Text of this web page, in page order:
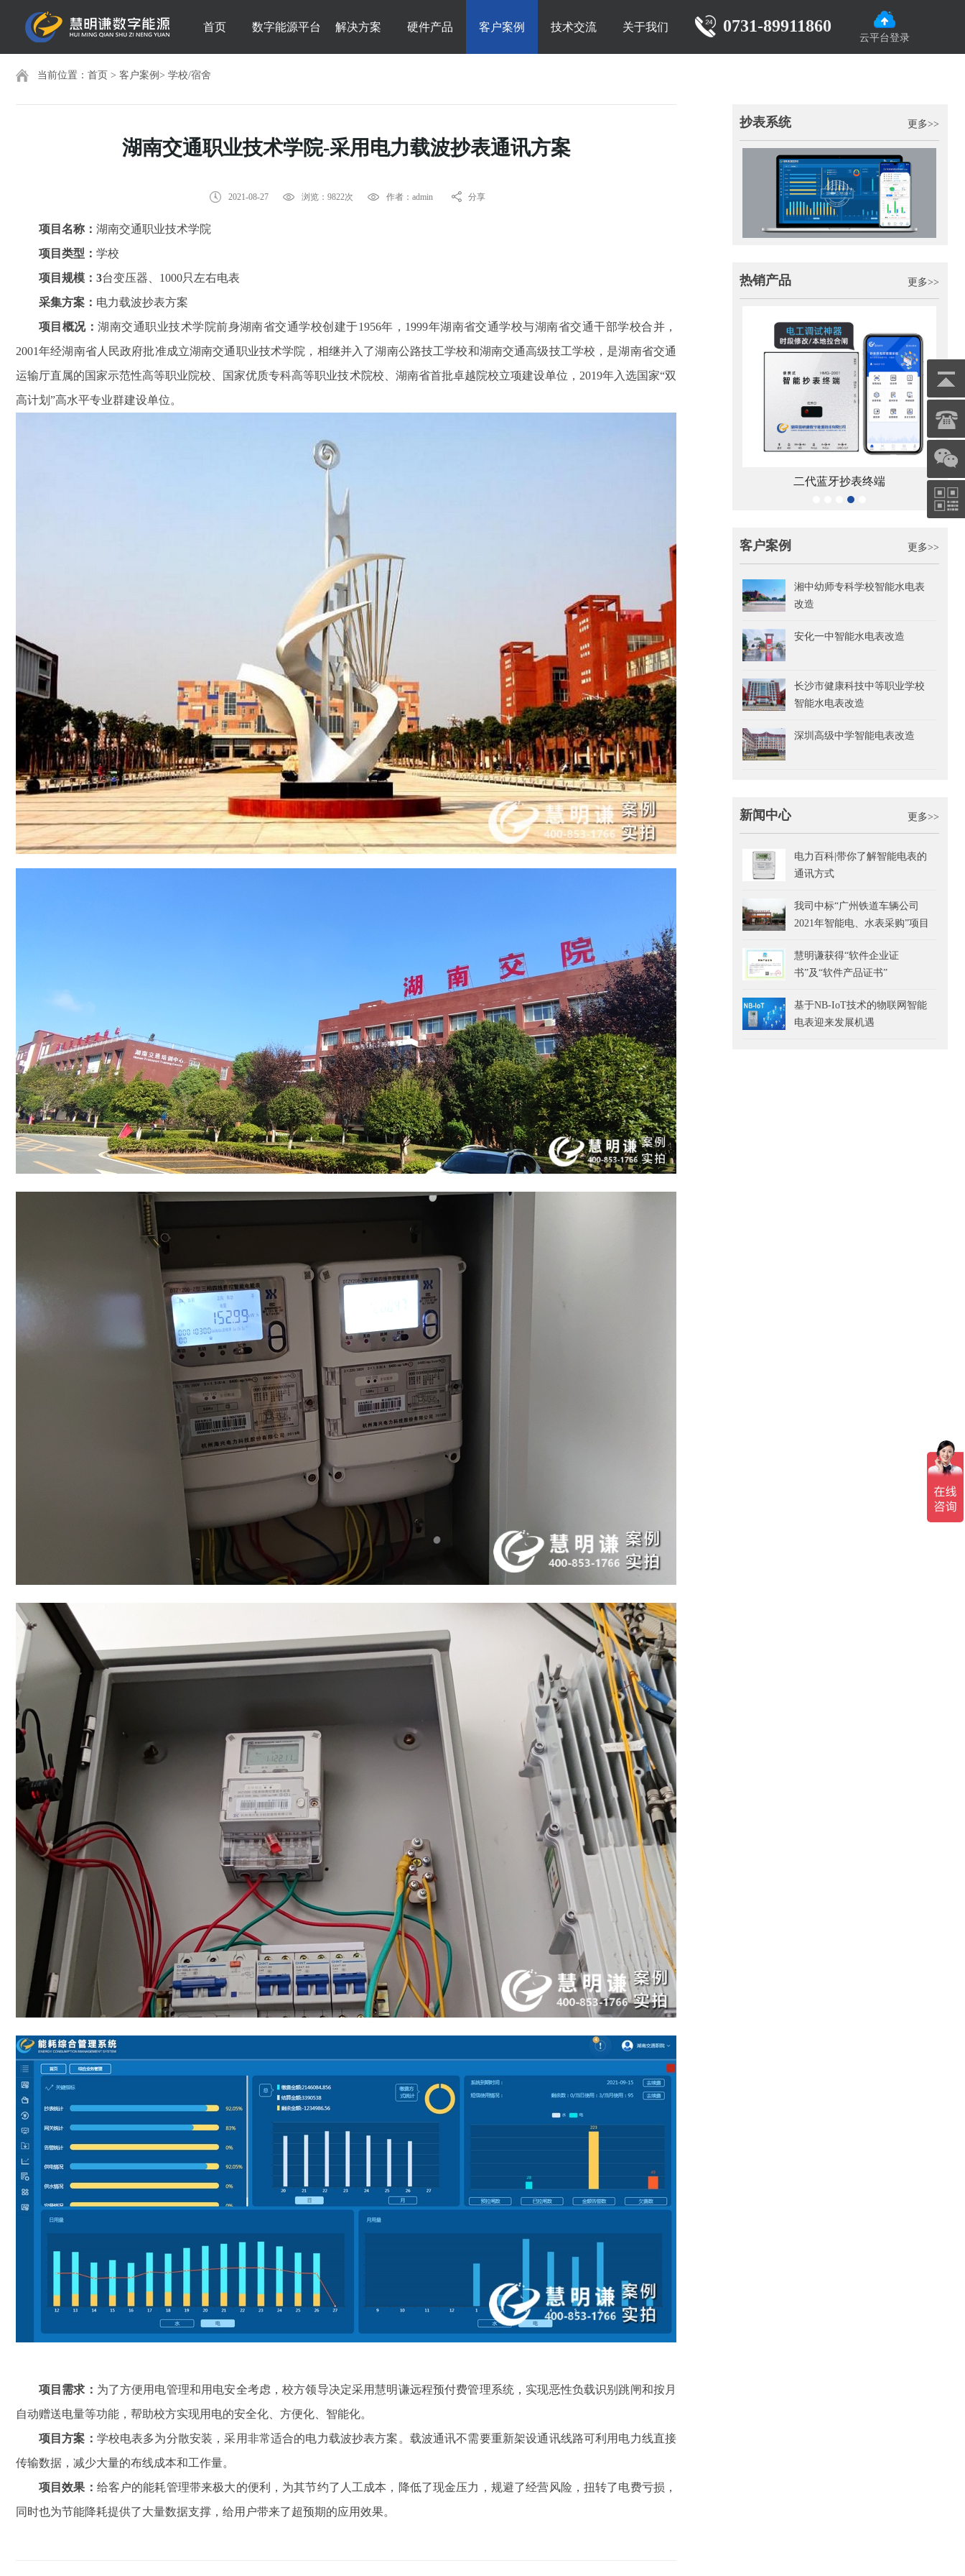
云平台登录
0731-89911860
首页 数字能源平台 解决方案 硬件产品 客户案例 技术交流 关于我们
当前位置： 首页 > 客户案例 > 学校/宿舍
湖南交通职业技术学院-采用电力载波抄表通讯方案
2021-08-27 浏览：9822次 作者：admin 分享
项目名称： 湖南交通职业技术学院
项目类型： 学校
项目规模：3台变压器、1000只左右电表
采集方案： 电力载波抄表方案
项目概况：湖南交通职业技术学院前身湖南省交通学校创建于1956年，1999年湖南省交通学校与湖南省交通干部学校合并，
2001年经湖南省人民政府批准成立湖南交通职业技术学院，相继并入了湖南公路技工学校和湖南交通高级技工学校，是湖南省交通
运输厅直属的国家示范性高等职业院校、国家优质专科高等职业技术院校、湖南省首批卓越院校立项建设单位，2019年入选国家“双
高计划”高水平专业群建设单位。
项目需求： 为了方便用电管理和用电安全考虑，校方领导决定采用慧明谦远程预付费管理系统，实现恶性负载识别跳闸和按月
自动赠送电量等功能，帮助校方实现用电的安全化、方便化、智能化。
项目方案： 学校电表多为分散安装，采用非常适合的电力载波抄表方案。载波通讯不需要重新架设通讯线路可利用电力线直接
传输数据，减少大量的布线成本和工作量。
项目效果： 给客户的能耗管理带来极大的便利，为其节约了人工成本，降低了现金压力，规避了经营风险，扭转了电费亏损，
同时也为节能降耗提供了大量数据支撑，给用户带来了超预期的应用效果。
抄表系统 更多>>
热销产品 更多>>
杭州海兴DDZY208-Z型RS485通讯智 鑫腾越LXSF电子远传智能水表 宁波
客户案例 更多>>
湘中幼师专科学校智能水电表
改造
安化一中智能水电表改造
长沙市健康科技中等职业学校
智能水电表改造
深圳高级中学智能电表改造
新闻中心 更多>>
电力百科|带你了解智能电表的
通讯方式
我司中标“广州铁道车辆公司
2021年智能电、水表采购”项目
慧明谦获得“软件企业证
书”及“软件产品证书”
基于NB-IoT技术的物联网智能
电表迎来发展机遇